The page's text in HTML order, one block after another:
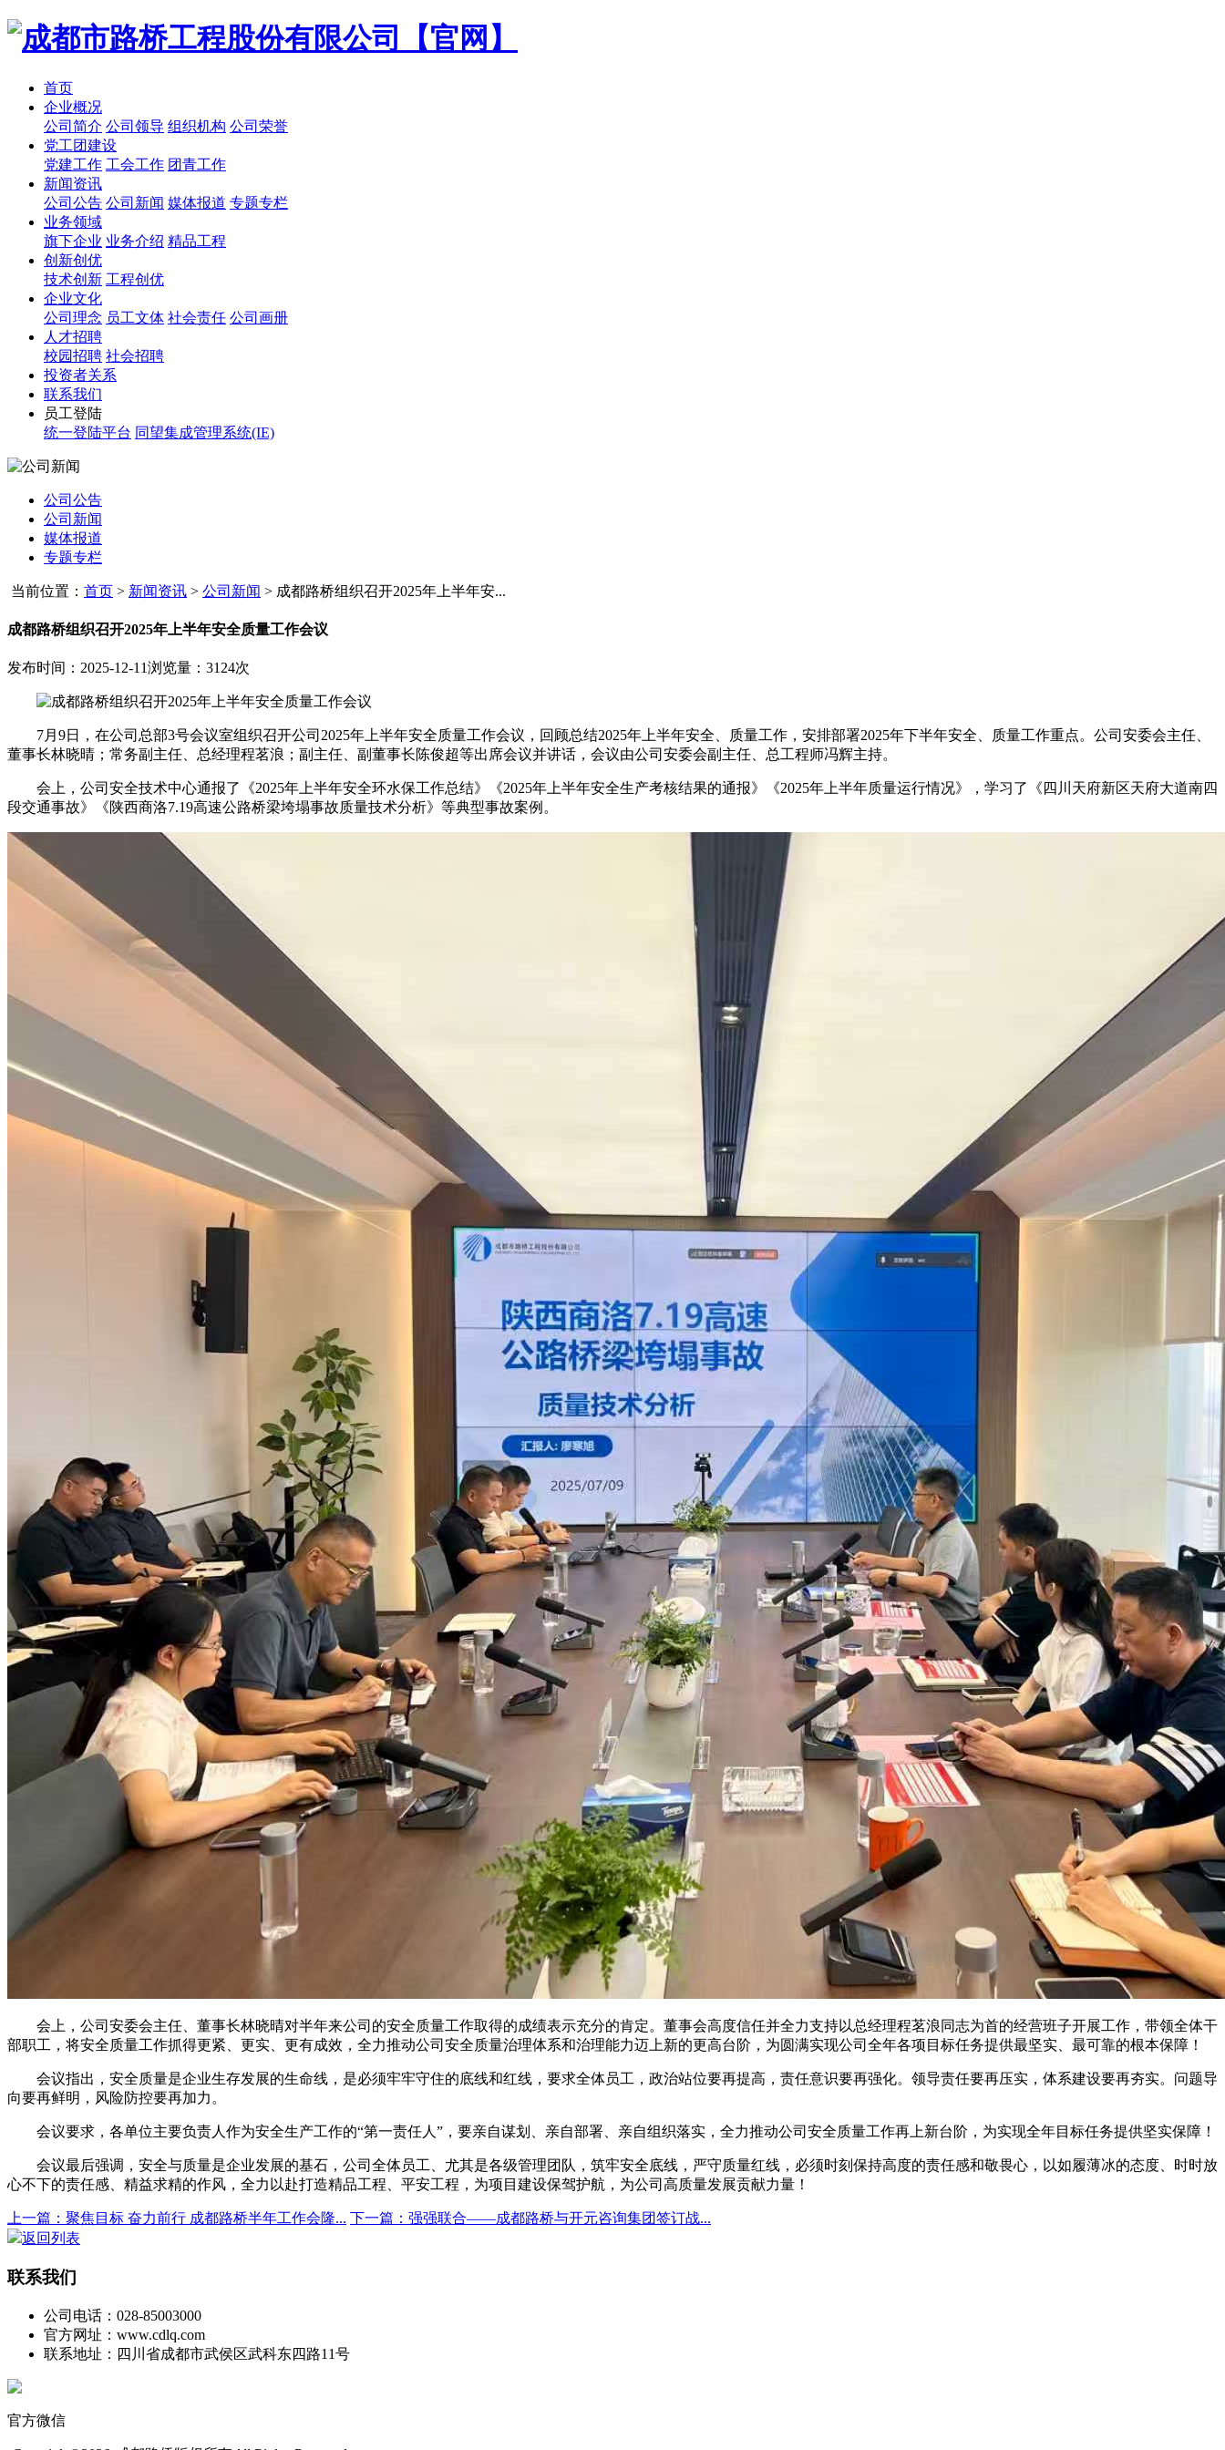
首页
企业概况
公司简介 公司领导 组织机构 公司荣誉
党工团建设
党建工作 工会工作 团青工作
新闻资讯
公司公告 公司新闻 媒体报道 专题专栏
业务领域
旗下企业 业务介绍 精品工程
创新创优
技术创新 工程创优
企业文化
公司理念 员工文体 社会责任 公司画册
人才招聘
校园招聘 社会招聘
投资者关系
联系我们
员工登陆
统一登陆平台 同望集成管理系统(IE)
公司公告
公司新闻
媒体报道
专题专栏
当前位置： 首页 > 新闻资讯 > 公司新闻 > 成都路桥组织召开2025年上半年安...
成都路桥组织召开2025年上半年安全质量工作会议
发布时间：2025-12-11浏览量：3124次
7月9日，在公司总部3号会议室组织召开公司2025年上半年安全质量工作会议，回顾总结2025年上半年安全、质量工作，安排部署2025年下半年安全、质量工作重点。公司安委会主任、
董事长林晓晴；常务副主任、总经理程茗浪；副主任、副董事长陈俊超等出席会议并讲话，会议由公司安委会副主任、总工程师冯辉主持。
会上，公司安全技术中心通报了《2025年上半年安全环水保工作总结》《2025年上半年安全生产考核结果的通报》《2025年上半年质量运行情况》，学习了《四川天府新区天府大道南四
段交通事故》《陕西商洛7.19高速公路桥梁垮塌事故质量技术分析》等典型事故案例。
会上，公司安委会主任、董事长林晓晴对半年来公司的安全质量工作取得的成绩表示充分的肯定。董事会高度信任并全力支持以总经理程茗浪同志为首的经营班子开展工作，带领全体干
部职工，将安全质量工作抓得更紧、更实、更有成效，全力推动公司安全质量治理体系和治理能力迈上新的更高台阶，为圆满实现公司全年各项目标任务提供最坚实、最可靠的根本保障！
会议指出，安全质量是企业生存发展的生命线，是必须牢牢守住的底线和红线，要求全体员工，政治站位要再提高，责任意识要再强化。领导责任要再压实，体系建设要再夯实。问题导
向要再鲜明，风险防控要再加力。
会议要求，各单位主要负责人作为安全生产工作的“第一责任人”，要亲自谋划、亲自部署、亲自组织落实，全力推动公司安全质量工作再上新台阶，为实现全年目标任务提供坚实保障！
会议最后强调，安全与质量是企业发展的基石，公司全体员工、尤其是各级管理团队，筑牢安全底线，严守质量红线，必须时刻保持高度的责任感和敬畏心，以如履薄冰的态度、时时放
心不下的责任感、精益求精的作风，全力以赴打造精品工程、平安工程，为项目建设保驾护航，为公司高质量发展贡献力量！
上一篇：聚焦目标 奋力前行 成都路桥半年工作会隆... 下一篇：强强联合——成都路桥与开元咨询集团签订战...
返回列表
联系我们
公司电话：028-85003000
官方网址：www.cdlq.com
联系地址：四川省成都市武侯区武科东四路11号
官方微信